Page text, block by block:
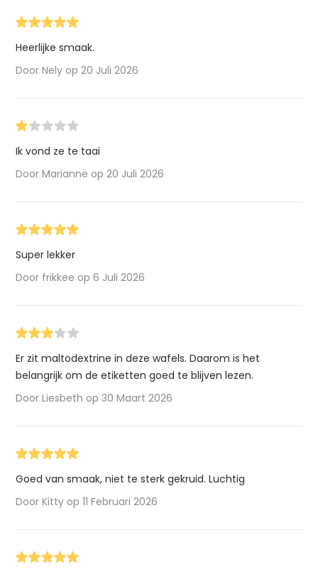
Heerlijke smaak.
Door Nely op 20 Juli 2026
Ik vond ze te taai
Door Marianne op 20 Juli 2026
Super lekker
Door frikkee op 6 Juli 2026
Er zit maltodextrine in deze wafels. Daarom is het
belangrijk om de etiketten goed te blijven lezen.
Door Liesbeth op 30 Maart 2026
Goed van smaak, niet te sterk gekruid. Luchtig
Door Kitty op 11 Februari 2026